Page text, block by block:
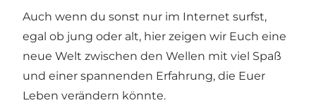
Auch wenn du sonst nur im Internet surfst,
egal ob jung oder alt, hier zeigen wir Euch eine
neue Welt zwischen den Wellen mit viel Spaß
und einer spannenden Erfahrung, die Euer
Leben verändern könnte.